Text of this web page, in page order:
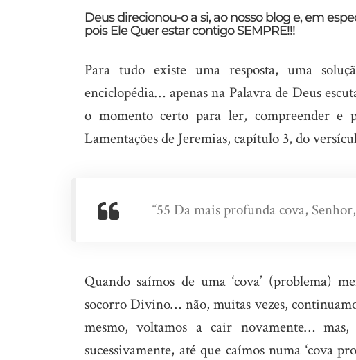
Não
importa
a
‘cova’,
esta
mensagem
si!
Deus direcionou-o a si, ao nosso blog e, em
pois Ele Quer estar contigo SEMPRE!!!
Para tudo existe uma resposta, uma
enciclopédia… apenas na Palavra de Deus
o momento certo para ler, compreender
Lamentações de Jeremias, capítulo 3, do
“55 Da mais profunda cova,
Quando saímos de uma ‘cova’ (problema)
socorro Divino… não, muitas vezes,
mesmo, voltamos a cair novamente…
sucessivamente, até que caímos numa ‘cova